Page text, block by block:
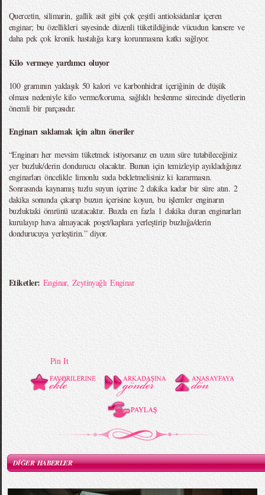
Quercetin, silimarin, gallik asit gibi çok çeşitli antioksidanlar içeren
enginar; bu özellikleri sayesinde düzenli tüketildiğinde vücudun kansere ve
daha pek çok kronik hastalığa karşı korunmasına katkı sağlıyor.
Kilo vermeye yardımcı oluyor
100 gramının yaklaşık 50 kalori ve karbonhidrat içeriğinin de düşük
olması nedeniyle kilo verme/koruma, sağlıklı beslenme sürecinde diyetlerin
önemli bir parçasıdır.
Enginarı saklamak için altın öneriler
“Enginarı her mevsim tüketmek istiyorsanız en uzun süre tutabileceğiniz
yer buzluk/derin dondurucu olacaktır. Bunun için temizleyip ayıkladığınız
enginarları öncelikle limonlu suda bekletmelisiniz ki kararmasın.
Sonrasında kaynamış tuzlu suyun içerine 2 dakika kadar bir süre atın. 2
dakika sonunda çıkarıp buzun içerisine koyun, bu işlemler enginarın
buzluktaki ömrünü uzatacaktır. Buzda en fazla 1 dakika duran enginarları
kurulayıp hava almayacak poşet/kaplara yerleştirip buzluğa/derin
dondurucuya yerleştirin.” diyor.
Etiketler: Enginar, Zeytinyağlı Enginar
Pin It
DİĞER HABERLER